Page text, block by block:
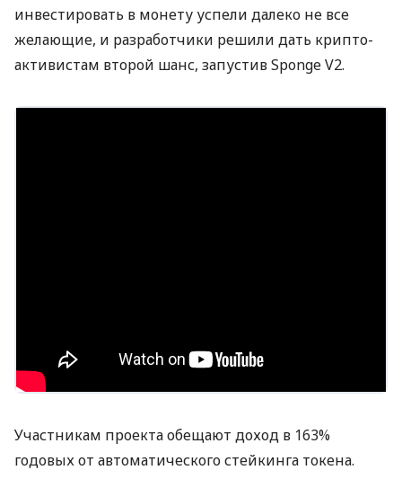
инвестировать в монету успели далеко не все
желающие, и разработчики решили дать крипто-
активистам второй шанс, запустив Sponge V2.
Участникам проекта обещают доход в 163%
годовых от автоматического стейкинга токена.